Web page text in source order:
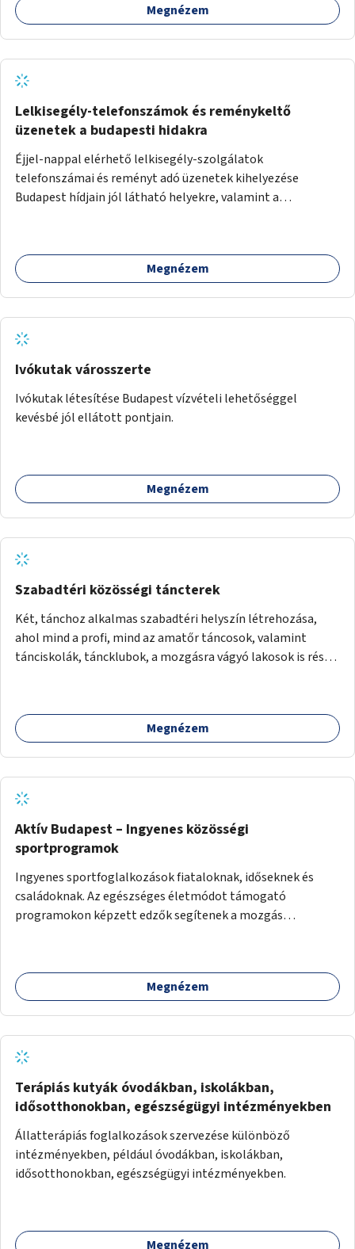
Megnézem
Lelkisegély-telefonszámok és reménykeltő
üzenetek a budapesti hidakra
Éjjel-nappal elérhető lelkisegély-szolgálatok
telefonszámai és reményt adó üzenetek kihelyezése
Budapest hídjain jól látható helyekre, valamint a
fogadására.
Megnézem
Ivókutak városszerte
Ivókutak létesítése Budapest vízvételi lehetőséggel
kevésbé jól ellátott pontjain.
Megnézem
Szabadtéri közösségi táncterek
Két, tánchoz alkalmas szabadtéri helyszín létrehozása,
ahol mind a profi, mind az amatőr táncosok, valamint
tánciskolák, táncklubok, a mozgásra vágyó lakosok is részt
Megnézem
Aktív Budapest – Ingyenes közösségi
sportprogramok
Ingyenes sportfoglalkozások fiataloknak, időseknek és
családoknak. Az egészséges életmódot támogató
programokon képzett edzők segítenek a mozgás
Megnézem
Terápiás kutyák óvodákban, iskolákban,
idősotthonokban, egészségügyi intézményekben
Állatterápiás foglalkozások szervezése különböző
intézményekben, például óvodákban, iskolákban,
idősotthonokban, egészségügyi intézményekben.
Megnézem